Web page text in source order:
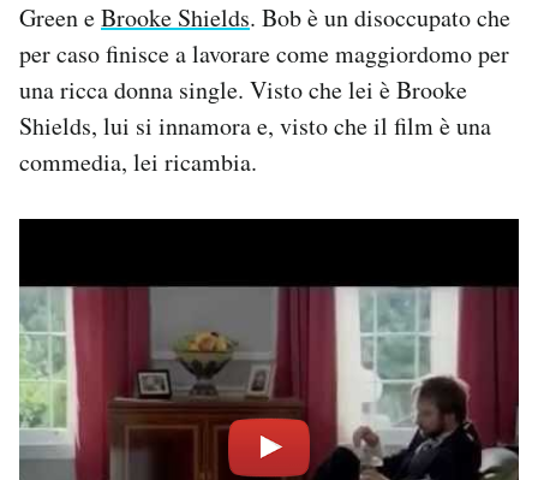
Green eBrooke Shields. Bob è un disoccupato che
per caso finisce a lavorare come maggiordomo per
una ricca donna single. Visto che lei è Brooke
Shields, lui si innamora e, visto che il film è una
commedia, lei ricambia.